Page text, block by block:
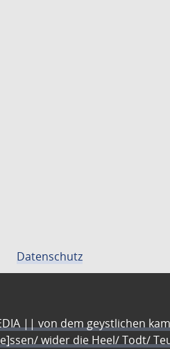
Datenschutz
|| von dem geystlichen
wider die Heel/ Todt/